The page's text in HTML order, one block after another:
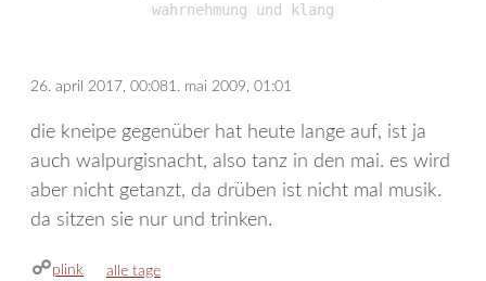
wahrnehmung und klang
26. april 2017, 00:081. mai 2009, 01:01
die kneipe gegenüber hat heute lange auf, ist ja
auch walpurgisnacht, also tanz in den mai. es wird
aber nicht getanzt, da drüben ist nicht mal musik.
da sitzen sie nur und trinken.
plink kategorien
alle tage